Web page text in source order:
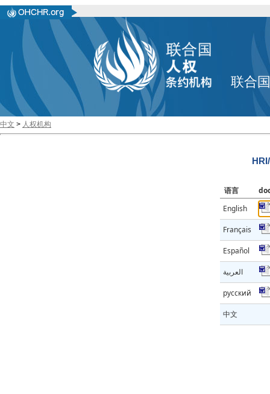
联合
中文 > 人权机构
语言
English
Français
Español
العربية
русский
中文